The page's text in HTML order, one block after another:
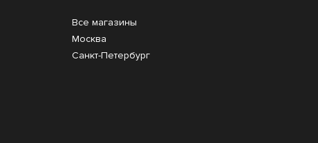
Все магазины
Москва
Санкт-Петербург